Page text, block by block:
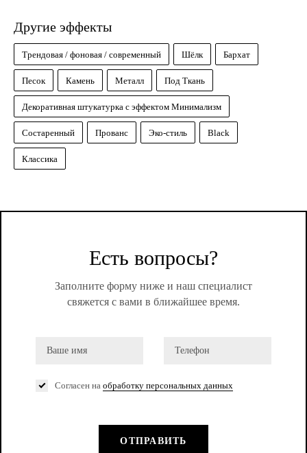
Другие эффекты
Трендовая / фоновая / современный Шёлк Бархат
Песок Камень Металл Под Ткань
Декоративная штукатурка с эффектом Минимализм
Состаренный Прованс Эко-стиль Black
Классика
Есть вопросы?
Заполните форму ниже и наш специалист
свяжется с вами в ближайшее время.
Согласен на обработку персональных данных
ОТПРАВИТЬ